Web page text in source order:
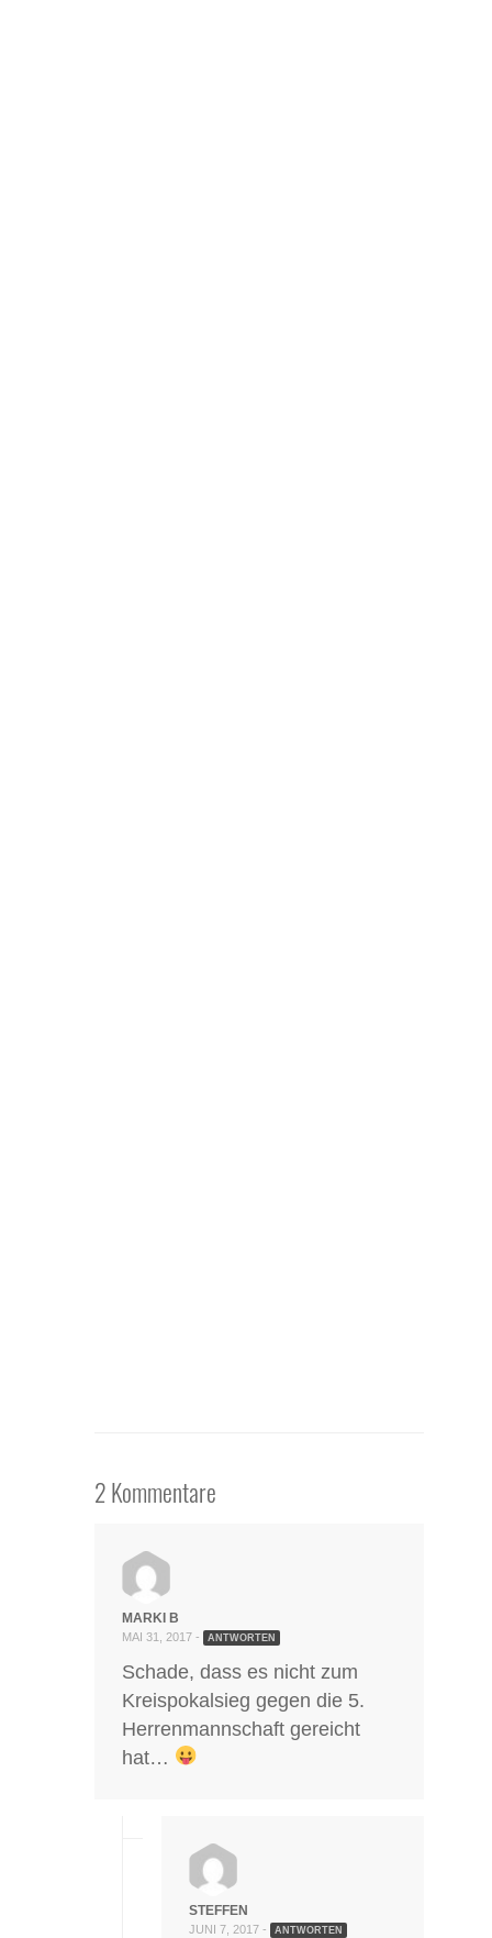
2 Kommentare
MARKI B
MAI 31, 2017 - ANTWORTEN
Schade, dass es nicht zum
Kreispokalsieg gegen die 5.
Herrenmannschaft gereicht
hat…
STEFFEN
JUNI 7, 2017 - ANTWORTEN